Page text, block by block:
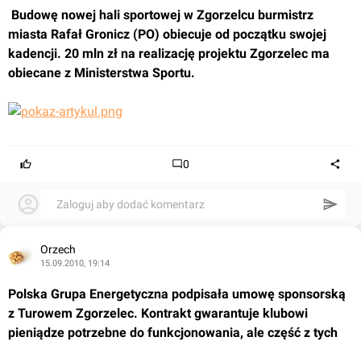
miasta Rafał Gronicz (PO) obiecuje od początku swojej
kadencji. 20 mln zł na realizację projektu Zgorzelec ma
obiecane z Ministerstwa Sportu.
0
Zaloguj aby dodać komentarz
Orzech
15.09.2010, 19:14
Polska Grupa Energetyczna podpisała umowę sponsorską
z Turowem Zgorzelec. Kontrakt gwarantuje klubowi
pieniądze potrzebne do funkcjonowania, ale część z tych